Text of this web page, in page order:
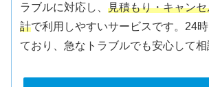
ラブルに対応し、見積もり・キャン
計で利用しやすいサービスです。24
ており、急なトラブルでも安心して相